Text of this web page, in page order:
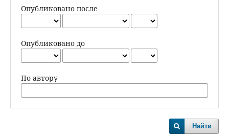
Опубликовано после
Опубликовано до
По автору
Найти